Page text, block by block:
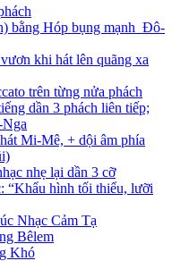
bằng Hóp bụng mạnh_Đô-
khi hát lên quãng xa
trên từng nửa phách
dần 3 phách liên tiếp;
Mi-Mê, + dội âm phía
nhẹ lại dần 3 cỡ
“Khẩu hình tối thiểu, lưỡi
Nhạc Cảm Tạ
Bêlem
Khó